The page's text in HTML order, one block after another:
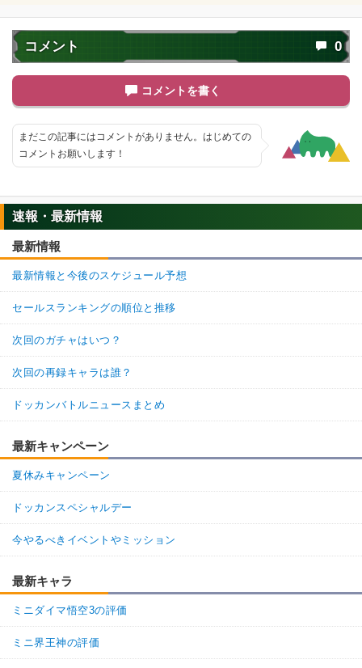
コメント 0
コメントを書く
まだこの記事にはコメントがありません。はじめての
コメントお願いします！
速報・最新情報
最新情報
最新情報と今後のスケジュール予想
セールスランキングの順位と推移
次回のガチャはいつ？
次回の再録キャラは誰？
ドッカンバトルニュースまとめ
最新キャンペーン
夏休みキャンペーン
ドッカンスペシャルデー
今やるべきイベントやミッション
最新キャラ
ミニダイマ悟空3の評価
ミニ界王神の評価